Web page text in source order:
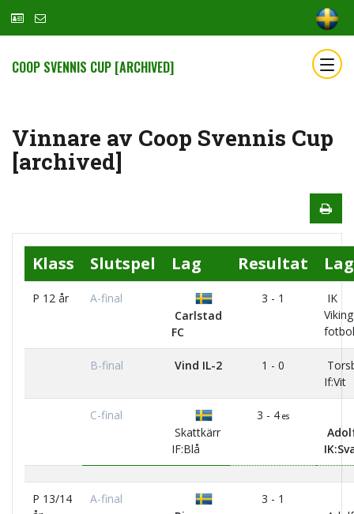
COOP SVENNIS CUP [ARCHIVED]
Vinnare av Coop Svennis Cup
[archived]
Klass Slutspel Lag Resultat Lag
P 12 år
A-final
Carlstad
FC
3 - 1
IK
Viking
B-final Vind IL-2 1 - 0
If:Vit
C-final
Skattkärr
IF:Blå
3 - 4 es
P 13/14
A-final
3 - 1